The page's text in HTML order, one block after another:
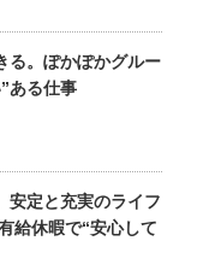
る。ぽかぽかグルー
ある仕事
安定と充実のライフ
給休暇で“安心して